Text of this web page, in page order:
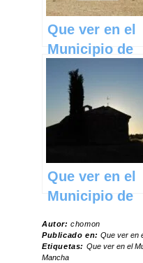
Que ver en el
Municipio de
Hita en Castilla
La Mancha
Que ver en el
Municipio de
Muela en
Castilla La
Autor:chomon
Publicado en:Que ver en
Etiquetas: Que ver en el
Mancha